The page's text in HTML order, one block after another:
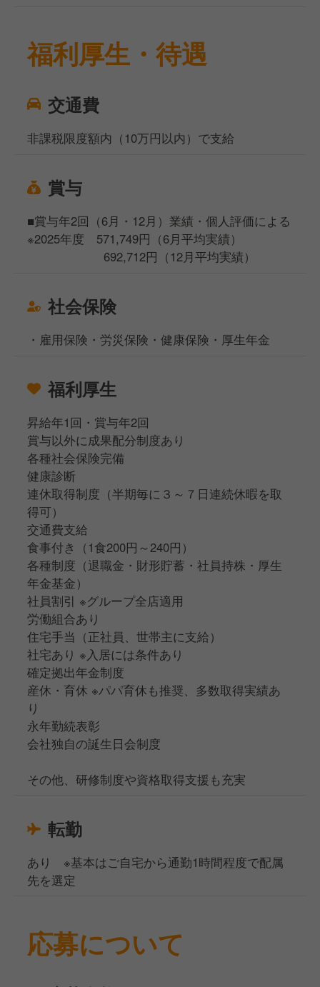
福利厚生・待遇
交通費
非課税限度額内（10万円以内）で支給
賞与
■賞与年2回（6月・12月）業績・個人評価による
※2025年度 571,749円（6月平均実績）
692,712円（12月平均実績）
社会保険
・雇用保険・労災保険・健康保険・厚生年金
福利厚生
昇給年1回・賞与年2回
賞与以外に成果配分制度あり
各種社会保険完備
健康診断
連休取得制度（半期毎に３～７日連続休暇を取
得可）
交通費支給
食事付き（1食200円～240円）
各種制度（退職金・財形貯蓄・社員持株・厚生
年金基金）
社員割引 ※グループ全店適用
労働組合あり
住宅手当（正社員、世帯主に支給）
社宅あり ※入居には条件あり
確定拠出年金制度
産休・育休 ※パパ育休も推奨、多数取得実績あ
り
永年勤続表彰
会社独自の誕生日会制度
その他、研修制度や資格取得支援も充実
転勤
あり ※基本はご自宅から通勤1時間程度で配属
先を選定
応募について